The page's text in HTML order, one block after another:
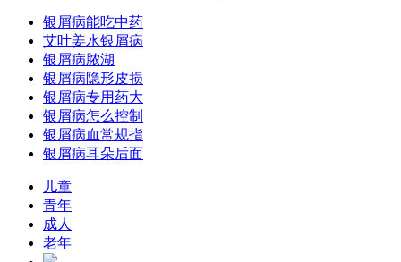
银屑病能吃中药
艾叶姜水银屑病
银屑病脓湖
银屑病隐形皮损
银屑病专用药大
银屑病怎么控制
银屑病血常规指
银屑病耳朵后面
儿童
青年
成人
老年